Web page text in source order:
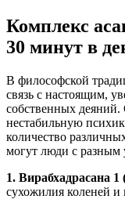
Комплекс
30 минут в
В философской
связь с настоящим,
собственных деяний.
нестабильную
количество
могут люди с разным
1. Вирабхадрасана 1
сухожилия коленей